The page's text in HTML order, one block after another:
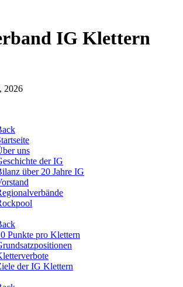
IG Klettern
2026
uns
der IG
über 20 Jahre IG
Punkte pro Klettern
der IG Klettern